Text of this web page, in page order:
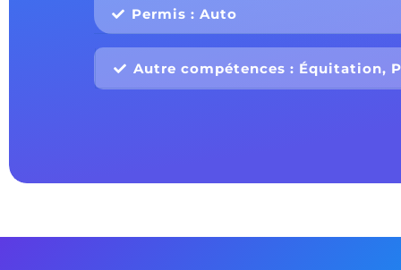
Permis : Auto
Autre compétences : Équitation,